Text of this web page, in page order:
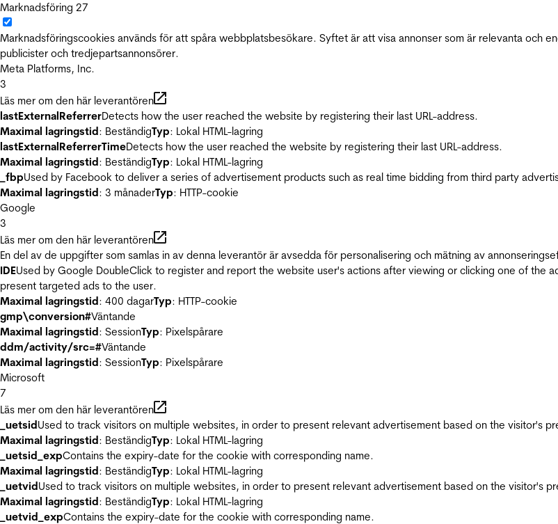
Marknadsföring 27
Marknadsföringscookies används för att spåra webbplatsbesökare. Syftet är att visa annonser som är relevanta och
publicister och tredjepartsannonsörer.
Meta Platforms, Inc.
3
Läs mer om den här leverantören
lastExternalReferrerDetects how the user reached the website by registering their last URL-address.
Maximal lagringstid: BeständigTyp: Lokal HTML-lagring
lastExternalReferrerTimeDetects how the user reached the website by registering their last URL-address.
Maximal lagringstid: BeständigTyp: Lokal HTML-lagring
_fbpUsed by Facebook to deliver a series of advertisement products such as real time bidding from third party
Maximal lagringstid: 3 månaderTyp: HTTP-cookie
Google
3
Läs mer om den här leverantören
En del av de uppgifter som samlas in av denna leverantör är avsedda för personalisering och mätning av
IDEUsed by Google DoubleClick to register and report the website user's actions after viewing or clicking one of the
present targeted ads to the user.
Maximal lagringstid: 400 dagarTyp: HTTP-cookie
gmp\conversion#Väntande
Maximal lagringstid: SessionTyp: Pixelspårare
ddm/activity/src=#Väntande
Maximal lagringstid: SessionTyp: Pixelspårare
Microsoft
7
Läs mer om den här leverantören
_uetsidUsed to track visitors on multiple websites, in order to present relevant advertisement based on the visitor's
Maximal lagringstid: BeständigTyp: Lokal HTML-lagring
_uetsid_expContains the expiry-date for the cookie with corresponding name.
Maximal lagringstid: BeständigTyp: Lokal HTML-lagring
_uetvidUsed to track visitors on multiple websites, in order to present relevant advertisement based on the visitor's
Maximal lagringstid: BeständigTyp: Lokal HTML-lagring
_uetvid_expContains the expiry-date for the cookie with corresponding name.